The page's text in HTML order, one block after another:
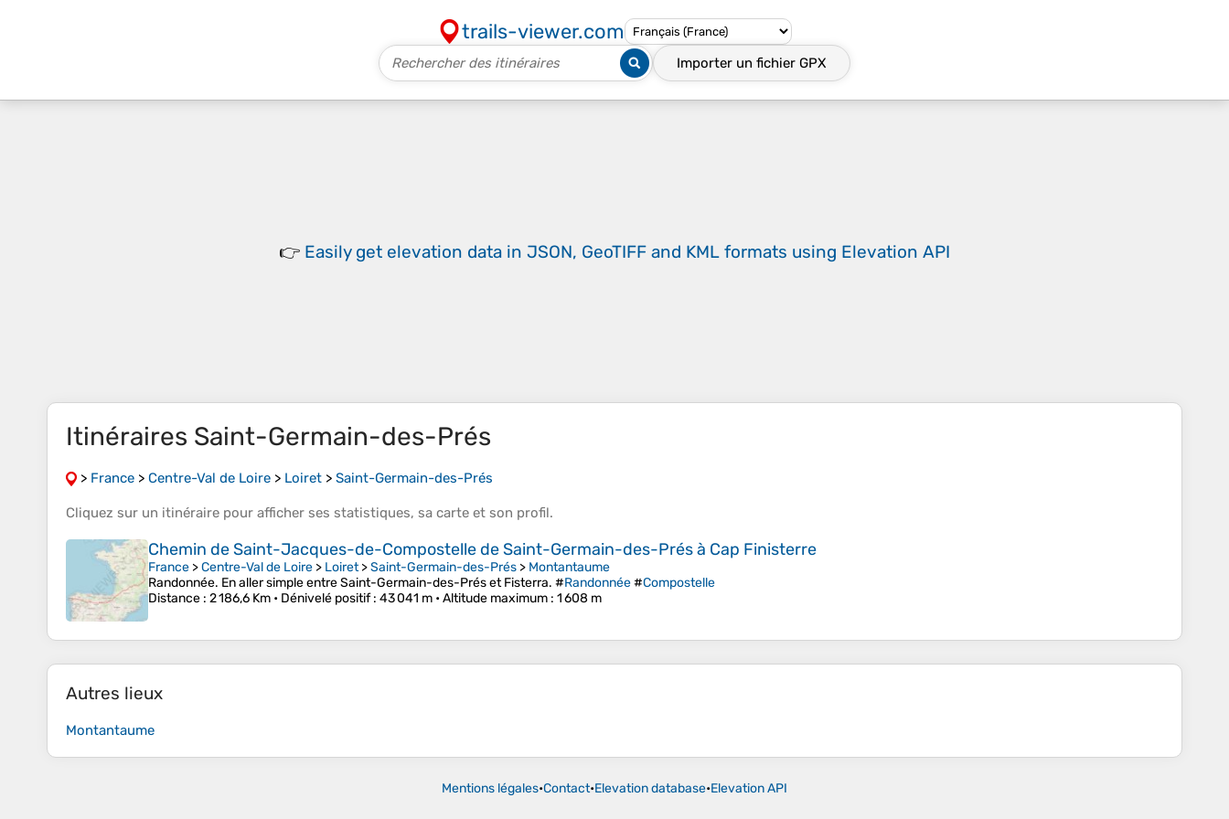
trails-viewer.com
Importer un fichier GPX
👉 Easily get elevation data in JSON, GeoTIFF and KML formats using Elevation API
Itinéraires Saint-Germain-des-Prés
> France > Centre-Val de Loire > Loiret > Saint-Germain-des-Prés
Cliquez sur un itinéraire pour afficher ses statistiques, sa carte et son profil.
Chemin de Saint-Jacques-de-Compostelle de Saint-Germain-des-Prés à Cap Finisterre
France >Centre-Val de Loire > Loiret>Saint-Germain-des-Prés > Montantaume
Randonnée. En aller simple entre Saint-Germain-des-Prés et Fisterra. #Randonnée#Compostelle
Distance : 2 186,6 Km • Dénivelé positif: 43 041 m •Altitude maximum : 1 608 m
Autres lieux
Montantaume
Mentions légales•Contact•Elevation database•Elevation API